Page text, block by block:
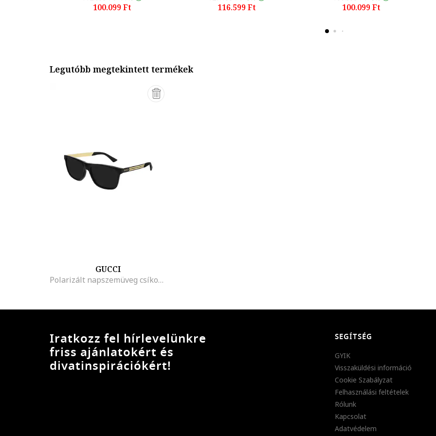
100.099 Ft 116.599 Ft 100.099 Ft
Legutóbb megtekintett termékek
GUCCI
Polarizált napszemüveg csíkos kerettel
Iratkozz fel hírlevelünkre
friss ajánlatokért és
divatinspirációkért!
SEGÍTSÉG
GYIK
Visszaküldési információ
Cookie Szabályzat
Felhasználási feltételek
Rólunk
Kapcsolat
Adatvédelem